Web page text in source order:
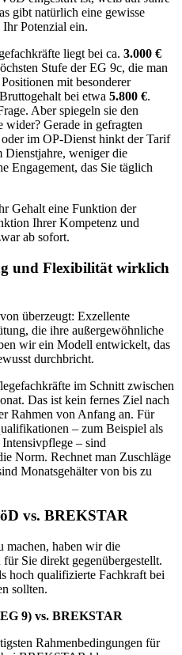
gibt natürlich eine gewisse
Ihr Potenzial ein.
liegt bei ca. 3.000 €
Stufe der EG 9c, die man
mit besonderer
bei etwa 5.800 €.
Aber spiegeln sie den
Gerade in gefragten
im OP-Dienst hinkt der Tarif
Dienstjahre, weniger die
Engagement, das Sie täglich
Gehalt eine Funktion der
Ihrer Kompetenz und
ab sofort.
und Flexibilität wirklich
überzeugt: Exzellente
die ihre außergewöhnliche
wir ein Modell entwickelt, das
durchbricht.
im Schnitt zwischen
Das ist kein fernes Ziel nach
Rahmen von Anfang an. Für
– zum Beispiel als
– sind
Norm. Rechnet man Zuschläge
Monatsgehälter von bis zu
vs. BREKSTAR
machen, haben wir die
Sie direkt gegenübergestellt.
hoch qualifizierte Fachkraft bei
sollten.
9) vs. BREKSTAR
Rahmenbedingungen für